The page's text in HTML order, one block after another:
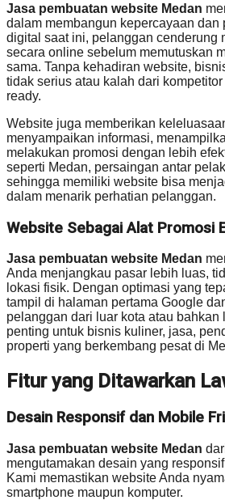
Jasa pembuatan website Medan
dalam membangun kepercayaan dan
digital saat ini, pelanggan cenderung
secara online sebelum memutuskan
sama. Tanpa kehadiran website,
tidak serius atau kalah dari
ready.
Website juga memberikan
menyampaikan informasi,
melakukan promosi dengan lebih
seperti Medan, persaingan antar
sehingga memiliki website bisa
dalam menarik perhatian pelanggan.
Website Sebagai Alat Promosi
Jasa pembuatan website Medan
Anda menjangkau pasar lebih luas,
lokasi fisik. Dengan optimasi yang
tampil di halaman pertama Google
pelanggan dari luar kota atau bahkan
penting untuk bisnis kuliner, jasa,
properti yang berkembang pesat di
Fitur yang Ditawarkan
Desain Responsif dan Mobile
Jasa pembuatan website Medan
mengutamakan desain yang
Kami memastikan website Anda
smartphone maupun komputer.